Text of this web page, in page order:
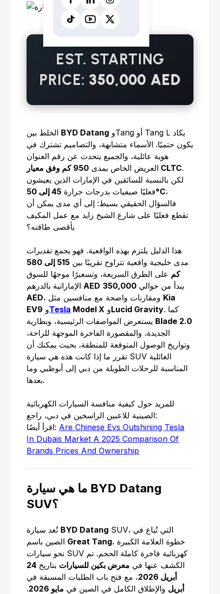
EST. STARTING
PRICE: 350,000 AED
BYD Datang
يكون حتميًا. الأسماء متشابهة، والتصاميم تشترك في
هوية عائلية، والجميع يتحدث عن رقم العنوان
العريض الخاص بمدى 950 كم وفق معيار CLTC.
لكن بالنسبة للسائقين في الإمارات الذين يعيشون
فعليًا صيفيات بدرجات حرارة45 إلى 50°C،
فالسؤال الحقيقي بسيط: إلى أي مدى يمكن أن
تقطع فعليًا على شارع الشيخ زايد مع عمل المكيف
بأقصى طاقته؟
هذا الدليل يلتزم بهذه الواقعية. فهو يجمع تقديرات
مدى خليجية واقعية تتراوح تقريبًا بين
515 إلى 580
كم على الطرق السريعة، وتسعيرًا موجهًا للسوق
الإماراتية بالدرهمAED يبدأ من حوالي 350,000
AED
Kia
EV9 وTesla Model X وLucid Gravity. كما
Blade 2.0
الجديدة، والمقصورة الفاخرة الموجهة للراحة،
وتواريخ الوصول المتوقعة للمنطقة، بحيث يمكنك أن
تقرر ما إذا كانت هذه هي سيارة SUV العائلية
المناسبة للرحلات الطويلة من دبي إلى أبوظبي وما
بعدها.
للمزيد حول كيفية منافسة السيارات الكهربائية
الصينية للاعبين الراسخين في دبي، راجع:
اقرأ أيضًا: Are Chinese Evs Outshining Tesla
In Dubais Market A 2025 Comparison Of
Brands Prices And Ownership
ما هي سيارة BYD Datang
SUV؟
تُعد سيارة BYD Datang SUV، التي تُباع في
Great Tang، خطوة العلامة الكبيرة
نحو سيارات SUV كهربائية فاخرة كاملة الحجم. تم
الكشف عنها في معرض بكين للسيارات بتاريخ 24
أبريل 2026
، مع فتح باب الطلبات المسبقة في
أبريل والإطلاق الكامل في الصين في مايو 2026
.